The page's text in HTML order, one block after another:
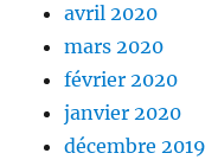
avril 2020
mars 2020
février 2020
janvier 2020
décembre 2019